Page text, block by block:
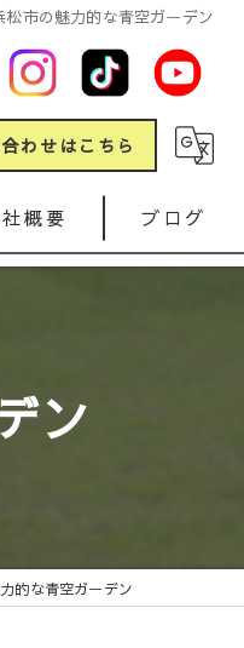
市の魅力的な青空ガーデン
わせはこちら
概要 ブログ
ン
的な青空ガーデン